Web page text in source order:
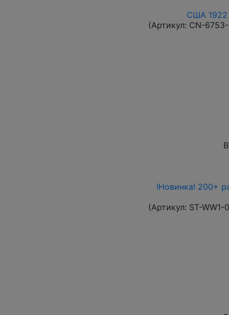
США 1922
(Артикул: CN-
!Новинка! 200+
(Артикул: ST-